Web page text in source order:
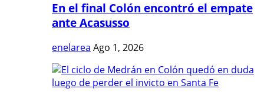
En el final Colón encontró el empate
ante Acasusso
enelarea Ago 1, 2026